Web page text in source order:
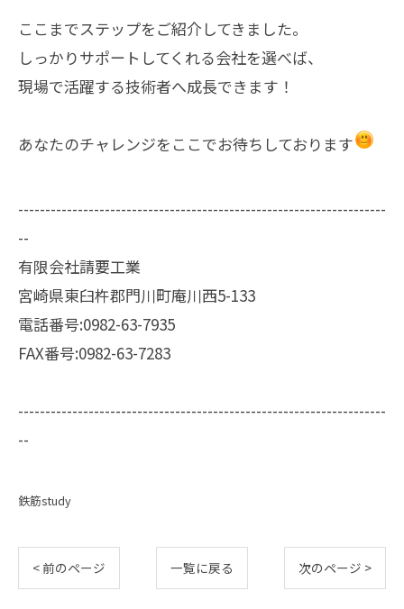
ここまでステップをご紹介してきました。
しっかりサポートしてくれる会社を選べば、
現場で活躍する技術者へ成長できます！
あなたのチャレンジをここでお待ちしております
--------------------------------------------------------------------
--
有限会社請要工業
宮崎県東臼杵郡門川町庵川西5-133
電話番号:0982-63-7935
FAX番号:0982-63-7283
--------------------------------------------------------------------
--
鉄筋study
< 前のページ 一覧に戻る 次のページ >